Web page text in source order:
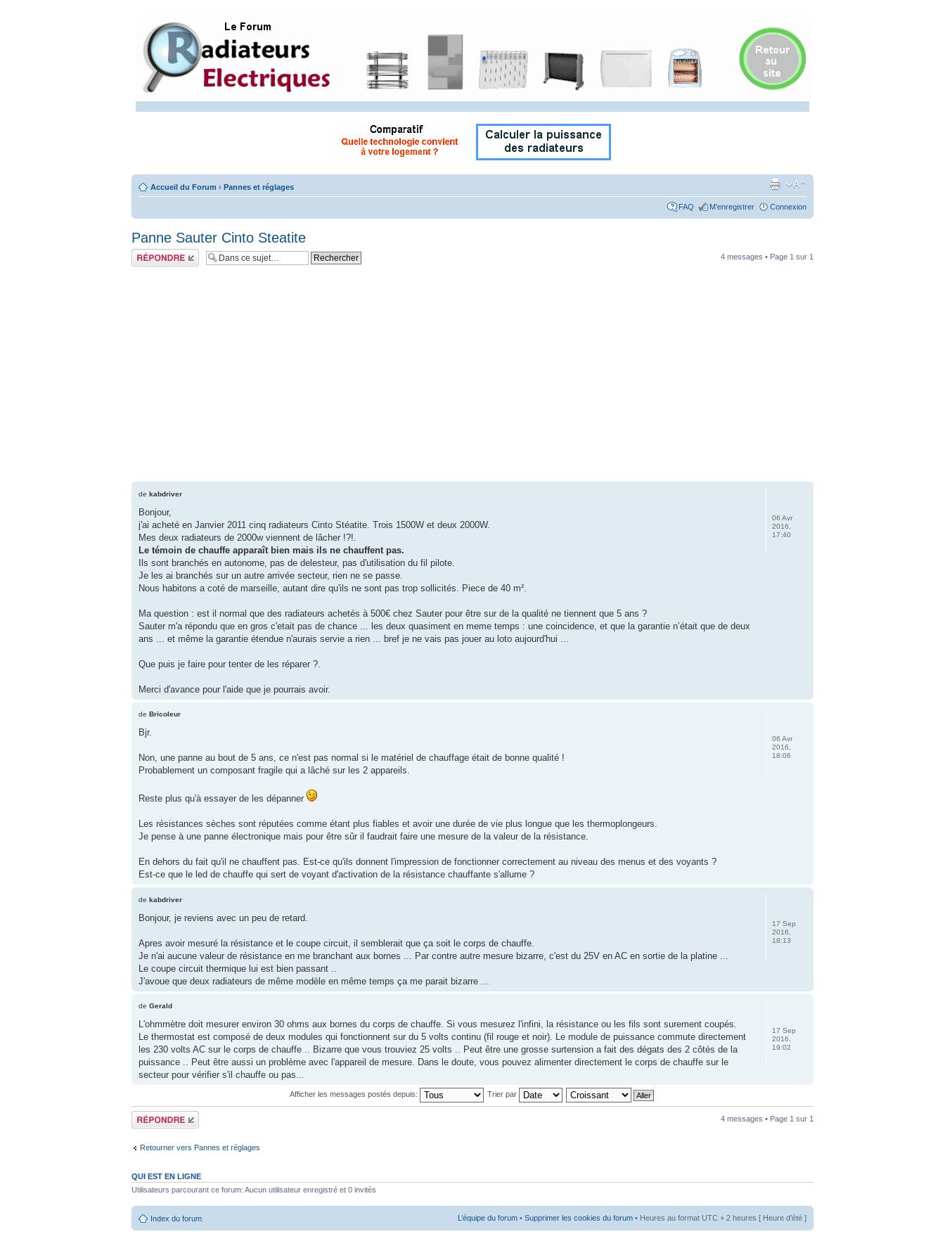
Accueil du Forum ‹ Pannes et réglages
FAQ M’enregistrer Connexion
Panne Sauter Cinto Steatite
Répondre 4 messages • Page 1 sur 1
de kabdriver
Bonjour,
j'ai acheté en Janvier 2011 cinq radiateurs Cinto Stéatite. Trois 1500W et deux 2000W.
Mes deux radiateurs de 2000w viennent de lâcher !?!.
Le témoin de chauffe apparaît bien mais ils ne chauffent pas.
Ils sont branchés en autonome, pas de delesteur, pas d'utilisation du fil pilote.
Je les ai branchés sur un autre arrivée secteur, rien ne se passe.
Nous habitons a coté de marseille, autant dire qu'ils ne sont pas trop sollicités. Piece de 40 m².
Ma question : est il normal que des radiateurs achetés à 500€ chez Sauter pour être sur de la qualité ne tiennent que 5 ans ?
Sauter m'a répondu que en gros c'etait pas de chance ... les deux quasiment en meme temps : une coincidence, et que la garantie n’était que de deux
ans ... et même la garantie étendue n'aurais servie a rien ... bref je ne vais pas jouer au loto aujourd'hui ...
Que puis je faire pour tenter de les réparer ?.
Merci d'avance pour l'aide que je pourrais avoir.
06 Avr
2016,
17:40
de Bricoleur
Bjr.
Non, une panne au bout de 5 ans, ce n'est pas normal si le matériel de chauffage était de bonne qualité !
Probablement un composant fragile qui a lâché sur les 2 appareils.
Reste plus qu'à essayer de les dépanner
Les résistances sèches sont réputées comme étant plus fiables et avoir une durée de vie plus longue que les thermoplongeurs.
Je pense à une panne électronique mais pour être sûr il faudrait faire une mesure de la valeur de la résistance.
En dehors du fait qu'il ne chauffent pas. Est-ce qu'ils donnent l'impression de fonctionner correctement au niveau des menus et des voyants ?
Est-ce que le led de chauffe qui sert de voyant d'activation de la résistance chauffante s'allume ?
06 Avr
2016,
18:06
de kabdriver
Bonjour, je reviens avec un peu de retard.
Apres avoir mesuré la résistance et le coupe circuit, il semblerait que ça soit le corps de chauffe.
Je n'ai aucune valeur de résistance en me branchant aux bornes ... Par contre autre mesure bizarre, c'est du 25V en AC en sortie de la platine ...
Le coupe circuit thermique lui est bien passant ..
J'avoue que deux radiateurs de même modèle en même temps ça me parait bizarre ...
17 Sep
2016,
18:13
de Gerald
L'ohmmètre doit mesurer environ 30 ohms aux bornes du corps de chauffe. Si vous mesurez l'infini, la résistance ou les fils sont surement coupés.
Le thermostat est composé de deux modules qui fonctionnent sur du 5 volts continu (fil rouge et noir). Le module de puissance commute directement
les 230 volts AC sur le corps de chauffe .. Bizarre que vous trouviez 25 volts .. Peut être une grosse surtension a fait des dégats des 2 côtés de la
puissance .. Peut être aussi un problème avec l'appareil de mesure. Dans le doute, vous pouvez alimenter directement le corps de chauffe sur le
secteur pour vérifier s'il chauffe ou pas...
17 Sep
2016,
19:02
Afficher les messages postés depuis: Trier par
Répondre 4 messages • Page 1 sur 1
Retourner vers Pannes et réglages
QUI EST EN LIGNE
Utilisateurs parcourant ce forum: Aucun utilisateur enregistré et 0 invités
Index du forum L’équipe du forum • Supprimer les cookies du forum • Heures au format UTC + 2 heures [ Heure d’été ]